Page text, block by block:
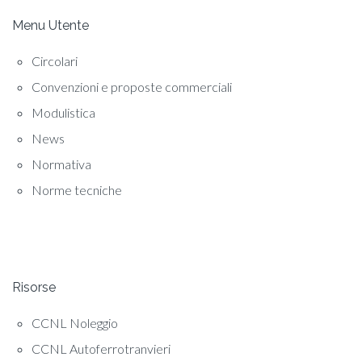
Menu Utente
Circolari
Convenzioni e proposte commerciali
Modulistica
News
Normativa
Norme tecniche
Risorse
CCNL Noleggio
CCNL Autoferrotranvieri